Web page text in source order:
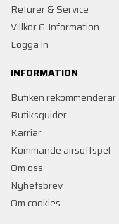
Returer & Service
Villkor & Information
Logga in
INFORMATION
Butiken rekommenderar
Butiksguider
Karriär
Kommande airsoftspel
Om oss
Nyhetsbrev
Om cookies